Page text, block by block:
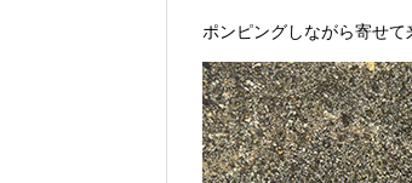
ポンピングしながら寄せ